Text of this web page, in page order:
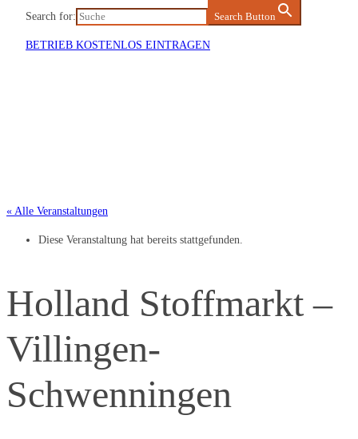
Search for: Search Button
BETRIEB KOSTENLOS EINTRAGEN
« Alle Veranstaltungen
Diese Veranstaltung hat bereits stattgefunden.
Holland Stoffmarkt –
Villingen-
Schwenningen